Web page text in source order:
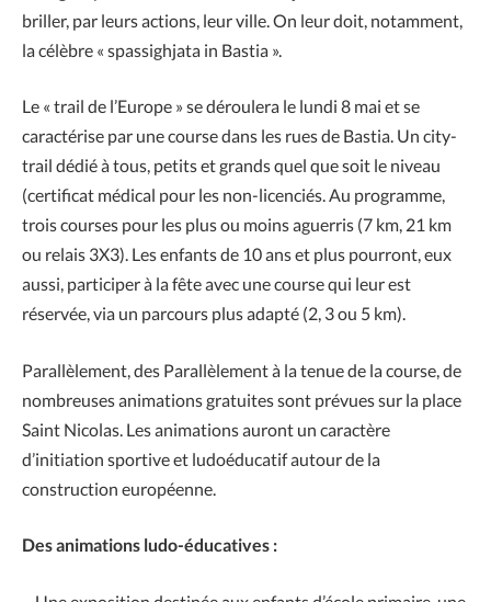
briller, par leurs actions, leur ville. On leur doit, notamment,
la célèbre « spassighjata in Bastia ».
Le « trail de l’Europe » se déroulera le lundi 8 mai et se
caractérise par une course dans les rues de Bastia. Un city-
trail dédié à tous, petits et grands quel que soit le niveau
(certificat médical pour les non-licenciés. Au programme,
trois courses pour les plus ou moins aguerris (7 km, 21 km
ou relais 3X3). Les enfants de 10 ans et plus pourront, eux
aussi, participer à la fête avec une course qui leur est
réservée, via un parcours plus adapté (2, 3 ou 5 km).
Parallèlement, des Parallèlement à la tenue de la course, de
nombreuses animations gratuites sont prévues sur la place
Saint Nicolas. Les animations auront un caractère
d’initiation sportive et ludoéducatif autour de la
construction européenne.
Des animations ludo-éducatives :